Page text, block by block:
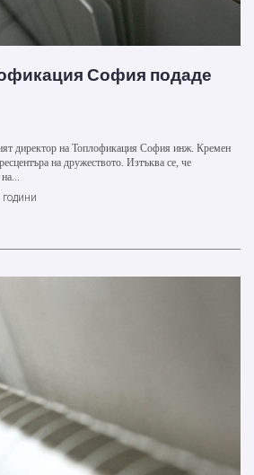
София подаде
директор на Топлофикация София инж. Кремен
на дружеството. Изтъква се, че
години